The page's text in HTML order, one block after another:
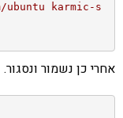
karmic-s
אחרי כן נשמור